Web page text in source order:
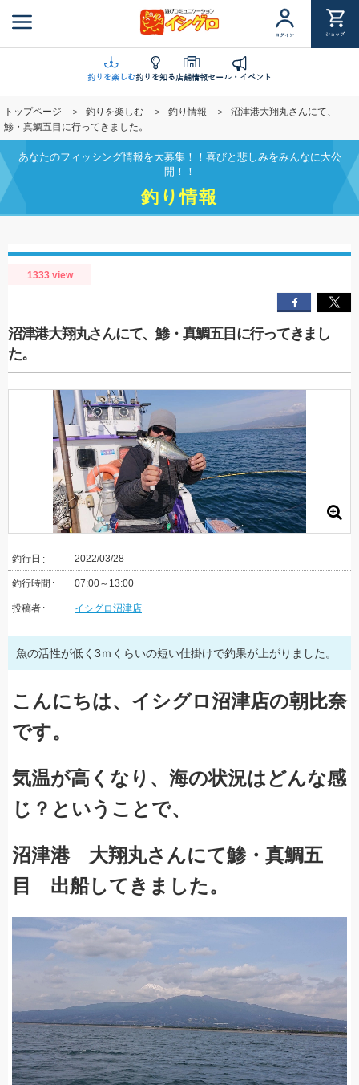
ン
ツ
移
動
ログイン ショップ
釣りを楽しむ釣りを知る店舗情報セール・イベント
トップページ 釣りを楽しむ 釣り情報
沼津港大翔丸さんにて、
鯵・真鯛五目に行ってきました。
あなたのフィッシング情報を大募集！！喜びと悲しみをみんなに大公
開！！
釣り情報
1333 view
沼津港大翔丸さんにて、鯵・真鯛五目に行ってきまし
た。
釣行日 2022/03/28
釣行時間 07:00～13:00
投稿者 イシグロ沼津店
魚の活性が低く3ｍくらいの短い仕掛けで釣果が上がりました。
こんにちは、イシグロ沼津店の朝比奈
です。
気温が高くなり、海の状況はどんな感
じ？ ということで、
沼津港 大翔丸さんにて鯵・真鯛五
目 出船してきました。